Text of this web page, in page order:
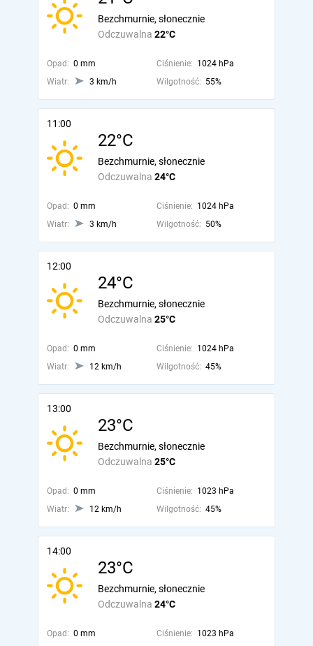
Odczuwalna 22°C
Bezchmurnie, słonecznie
Opad: 0 mm Ciśnienie: 1024 hPa
Wiatr:
3 km/h Wilgotność: 55%
11:00
22°C
Odczuwalna 24°C
Bezchmurnie, słonecznie
Opad: 0 mm Ciśnienie: 1024 hPa
Wiatr:
3 km/h Wilgotność: 50%
12:00
24°C
Odczuwalna 25°C
Bezchmurnie, słonecznie
Opad: 0 mm Ciśnienie: 1024 hPa
Wiatr:
12 km/h Wilgotność: 45%
13:00
23°C
Odczuwalna 25°C
Bezchmurnie, słonecznie
Opad: 0 mm Ciśnienie: 1023 hPa
Wiatr:
12 km/h Wilgotność: 45%
14:00
23°C
Odczuwalna 24°C
Bezchmurnie, słonecznie
Opad: 0 mm Ciśnienie: 1023 hPa